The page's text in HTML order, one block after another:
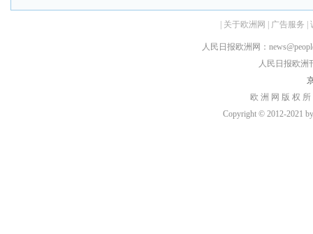
关于欧洲网 广告服务
人民日报欧洲网：
人民日报欧洲
欧 洲 网 版 权
Copyright © 2012-2021